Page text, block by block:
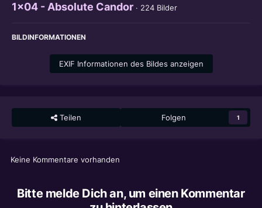
1x04 - Absolute Candor · 224 Bilder
BILDINFORMATIONEN
EXIF Informationen des Bildes anzeigen
Teilen Folgen 1
Keine Kommentare vorhanden
Bitte melde Dich an, um einen Kommentar